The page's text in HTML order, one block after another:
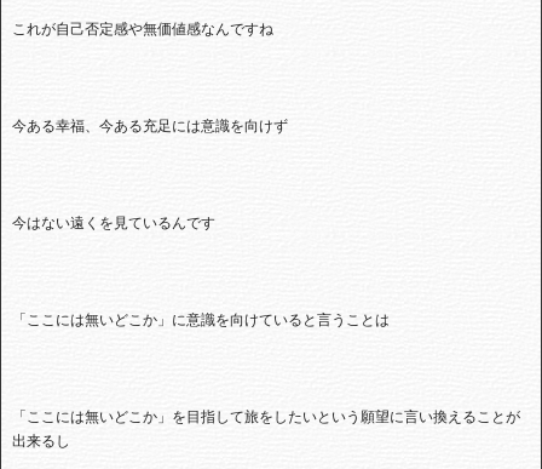
これが自己否定感や無価値感なんですね
今ある幸福、今ある充足には意識を向けず
今はない遠くを見ているんです
「ここには無いどこか」に意識を向けていると言うことは
「ここには無いどこか」を目指して旅をしたいという願望に言い換えることが
出来るし